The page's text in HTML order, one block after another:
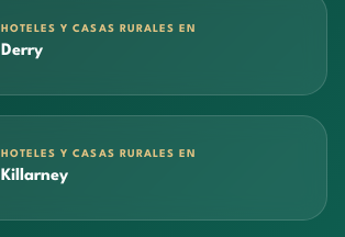
HOTELES Y CASAS RURALES EN
Derry
HOTELES Y CASAS RURALES EN
Killarney